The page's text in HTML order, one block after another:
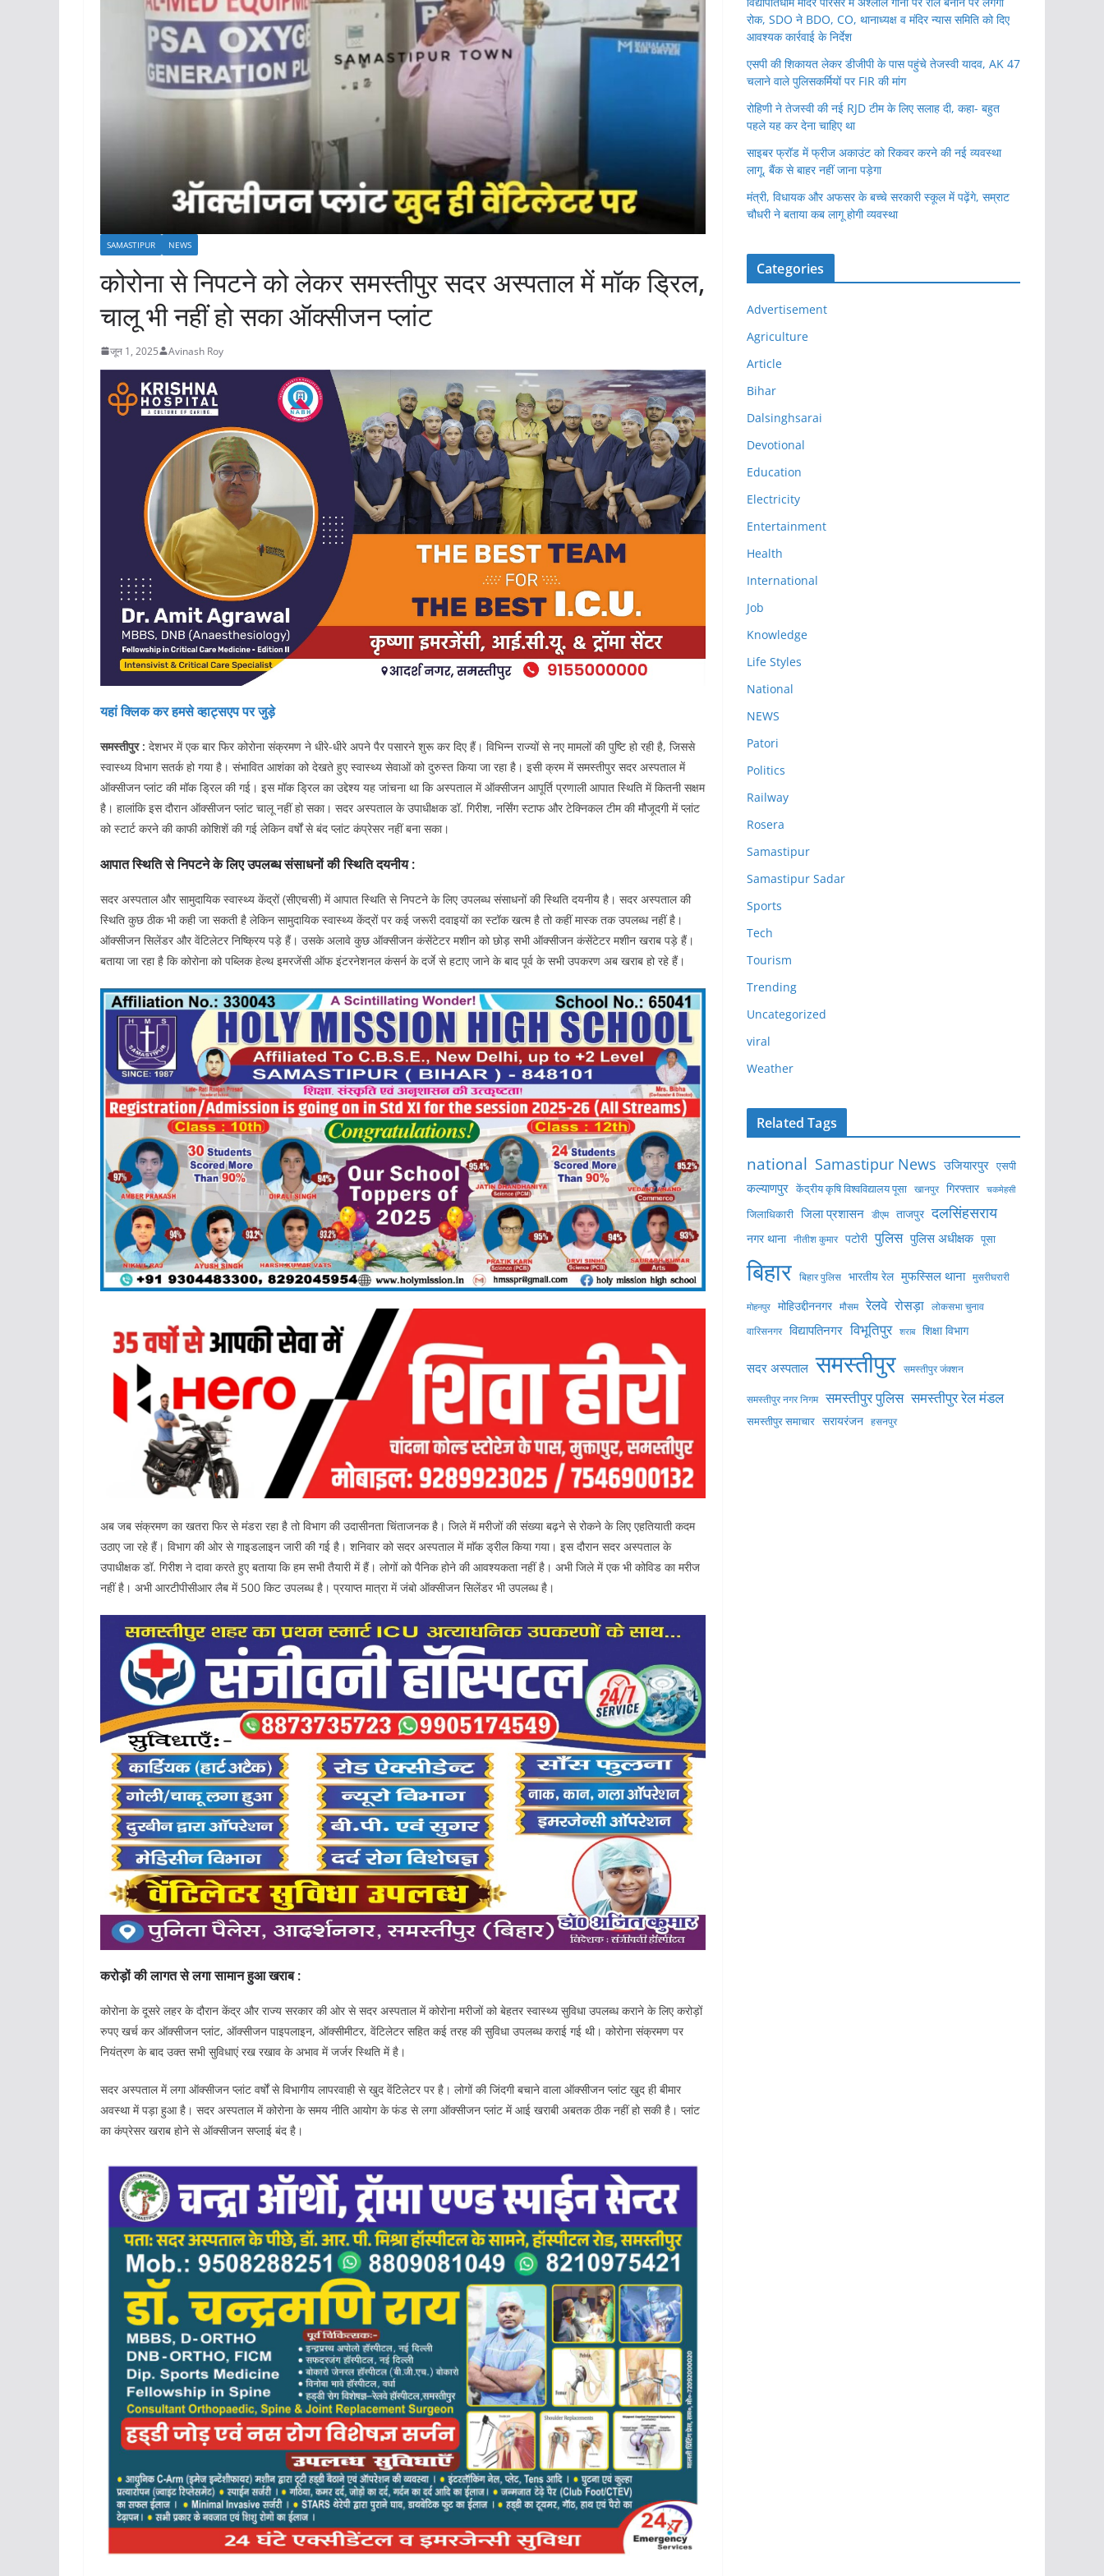
SAMASTIPUR NEWS
कोरोना से निपटने को लेकर समस्तीपुर सदर अस्पताल में मॉक ड्रिल,
चालू भी नहीं हो सका ऑक्सीजन प्लांट
जून 1, 2025 Avinash Roy
यहां क्लिक कर हमसे व्हाट्सएप पर जुड़े
समस्तीपुर : देशभर में एक बार फिर कोरोना संक्रमण ने धीरे-धीरे अपने पैर पसारने शुरू कर दिए हैं। विभिन्न राज्यों से नए मामलों की पुष्टि हो रही है, जिससे
स्वास्थ्य विभाग सतर्क हो गया है। संभावित आशंका को देखते हुए स्वास्थ्य सेवाओं को दुरुस्त किया जा रहा है। इसी क्रम में समस्तीपुर सदर अस्पताल में
ऑक्सीजन प्लांट की मॉक ड्रिल की गई। इस मॉक ड्रिल का उद्देश्य यह जांचना था कि अस्पताल में ऑक्सीजन आपूर्ति प्रणाली आपात स्थिति में कितनी सक्षम
है। हालांकि इस दौरान ऑक्सीजन प्लांट चालू नहीं हो सका। सदर अस्पताल के उपाधीक्षक डॉ. गिरीश, नर्सिंग स्टाफ और टेक्निकल टीम की मौजूदगी में प्लांट
को स्टार्ट करने की काफी कोशिशें की गई लेकिन वर्षों से बंद प्लांट कंप्रेसर नहीं बना सका।
आपात स्थिति से निपटने के लिए उपलब्ध संसाधनों की स्थिति दयनीय :
सदर अस्पताल और सामुदायिक स्वास्थ्य केंद्रों (सीएचसी) में आपात स्थिति से निपटने के लिए उपलब्ध संसाधनों की स्थिति दयनीय है। सदर अस्पताल की
स्थिति कुछ ठीक भी कही जा सकती है लेकिन सामुदायिक स्वास्थ्य केंद्रों पर कई जरूरी दवाइयों का स्टॉक खत्म है तो कहीं मास्क तक उपलब्ध नहीं है।
ऑक्सीजन सिलेंडर और वेंटिलेटर निष्क्रिय पड़े हैं। उसके अलावे कुछ ऑक्सीजन कंसेंटेटर मशीन को छोड़ सभी ऑक्सीजन कंसेंटेटर मशीन खराब पड़े हैं।
बताया जा रहा है कि कोरोना को पब्लिक हेल्थ इमरजेंसी ऑफ इंटरनेशनल कंसर्न के दर्जे से हटाए जाने के बाद पूर्व के सभी उपकरण अब खराब हो रहे हैं।
अब जब संक्रमण का खतरा फिर से मंडरा रहा है तो विभाग की उदासीनता चिंताजनक है। जिले में मरीजों की संख्या बढ़ने से रोकने के लिए एहतियाती कदम
उठाए जा रहे हैं। विभाग की ओर से गाइडलाइन जारी की गई है। शनिवार को सदर अस्पताल में माॅक ड्रील किया गया। इस दौरान सदर अस्पताल के
उपाधीक्षक डॉ. गिरीश ने दावा करते हुए बताया कि हम सभी तैयारी में हैं। लोगों को पैनिक होने की आवश्यकता नहीं है। अभी जिले में एक भी कोविड का मरीज
नहीं है। अभी आरटीपीसीआर लैब में 500 किट उपलब्ध है। प्रयाप्त मात्रा में जंबो ऑक्सीजन सिलेंडर भी उपलब्ध है।
करोड़ों की लागत से लगा सामान हुआ खराब :
कोरोना के दूसरे लहर के दौरान केंद्र और राज्य सरकार की ओर से सदर अस्पताल में कोरोना मरीजों को बेहतर स्वास्थ्य सुविधा उपलब्ध कराने के लिए करोड़ों
रुपए खर्च कर ऑक्सीजन प्लांट, ऑक्सीजन पाइपलाइन, ऑक्सीमीटर, वेंटिलेटर सहित कई तरह की सुविधा उपलब्ध कराई गई थी। कोरोना संक्रमण पर
नियंत्रण के बाद उक्त सभी सुविधाएं रख रखाव के अभाव में जर्जर स्थिति में है।
सदर अस्पताल में लगा ऑक्सीजन प्लांट वर्षों से विभागीय लापरवाही से खुद वेंटिलेटर पर है। लोगों की जिंदगी बचाने वाला ऑक्सीजन प्लांट खुद ही बीमार
अवस्था में पड़ा हुआ है। सदर अस्पताल में कोरोना के समय नीति आयोग के फंड से लगा ऑक्सीजन प्लांट में आई खराबी अबतक ठीक नहीं हो सकी है। प्लांट
का कंप्रेसर खराब होने से ऑक्सीजन सप्लाई बंद है।
रोक, SDO ने BDO, CO, थानाध्यक्ष व मंदिर न्यास समिति को दिए
आवश्यक कार्रवाई के निर्देश
एसपी की शिकायत लेकर डीजीपी के पास पहुंचे तेजस्वी यादव, AK 47
चलाने वाले पुलिसकर्मियों पर FIR की मांग
रोहिणी ने तेजस्वी की नई RJD टीम के लिए सलाह दी, कहा- बहुत
पहले यह कर देना चाहिए था
साइबर फ्रॉड में फ्रीज अकाउंट को रिकवर करने की नई व्यवस्था
लागू, बैंक से बाहर नहीं जाना पड़ेगा
मंत्री, विधायक और अफसर के बच्चे सरकारी स्कूल में पढ़ेंगे, सम्राट
चौधरी ने बताया कब लागू होगी व्यवस्था
Categories
Advertisement
Agriculture
Article
Bihar
Dalsinghsarai
Devotional
Education
Electricity
Entertainment
Health
International
Job
Knowledge
Life Styles
National
NEWS
Patori
Politics
Railway
Rosera
Samastipur
Samastipur Sadar
Sports
Tech
Tourism
Trending
Uncategorized
viral
Weather
Related Tags
national Samastipur News उजियारपुर एसपी
कल्याणपुर केंद्रीय कृषि विश्वविद्यालय पूसा खानपुर गिरफ्तार चकमेहसी
जिलाधिकारी जिला प्रशासन डीएम ताजपुर दलसिंहसराय
नगर थाना नीतीश कुमार पटोरी पुलिस पुलिस अधीक्षक पूसा
बिहार बिहार पुलिस भारतीय रेल मुफस्सिल थाना मुसरीघरारी
मोहनपुर मोहिउद्दीननगर मौसम रेलवे रोसड़ा लोकसभा चुनाव
वारिसनगर विद्यापतिनगर विभूतिपुर शराब शिक्षा विभाग
सदर अस्पताल समस्तीपुर समस्तीपुर जंक्शन
समस्तीपुर नगर निगम समस्तीपुर पुलिस समस्तीपुर रेल मंडल
समस्तीपुर समाचार सरायरंजन हसनपुर